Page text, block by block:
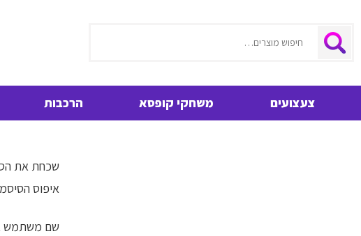
חיפוש
צעצועים משחקי קופסא הרכבות
שכחת את
איפוס
שם משתמש